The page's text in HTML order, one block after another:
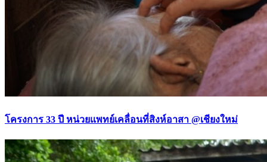
โครงการ 33 ปี หน่วยแพทย์เคลื่อนที่สิงห์อาสา @เชียงใหม่